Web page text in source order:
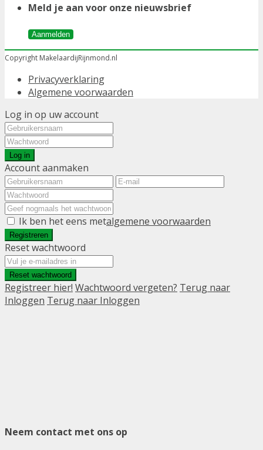
Meld je aan voor onze nieuwsbrief
Aanmelden
Copyright MakelaardijRijnmond.nl
Privacyverklaring
Algemene voorwaarden
Log in op uw account
Log in
Account aanmaken
Ik ben het eens metalgemene voorwaarden
Registreren
Reset wachtwoord
Reset wachtwoord
Registreer hier! Wachtwoord vergeten? Terug naar
Inloggen Terug naar Inloggen
Neem contact met ons op